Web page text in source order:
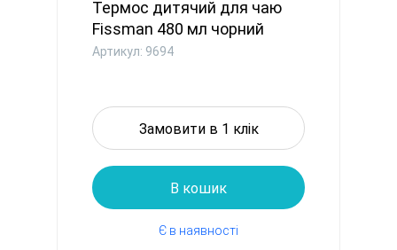
Термос дитячий для чаю
Fissman 480 мл чорний
Кошен...
Артикул: 9694
Замовити в 1 клік
В кошик
Є в наявності